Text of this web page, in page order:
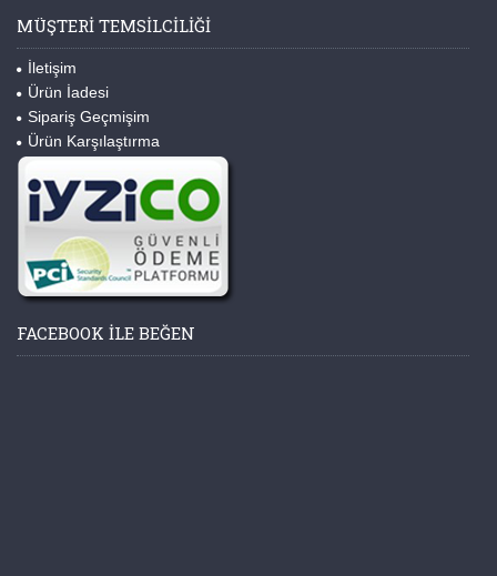
MÜŞTERI TEMSILCILIĞI
İletişim
Ürün İadesi
Sipariş Geçmişim
Ürün Karşılaştırma
FACEBOOK ILE BEĞEN